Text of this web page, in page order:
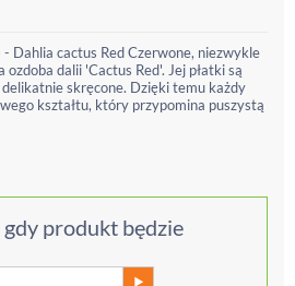
Dahlia cactus Red Czerwone, niezwykle
dalii 'Cactus Red'. Jej płatki są
skręcone. Dzięki temu każdy
kształtu, który przypomina puszystą
produkt będzie